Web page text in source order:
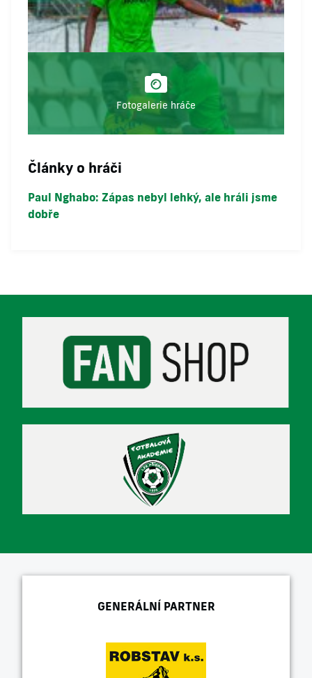
Fotogalerie hráče
Články o hráči
Paul Nghabo: Zápas nebyl lehký, ale hráli jsme
dobře
GENERÁLNÍ PARTNER